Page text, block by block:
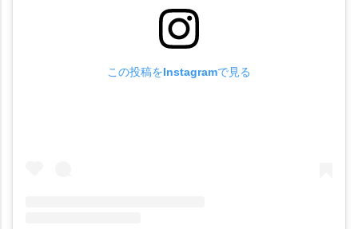
この投稿をInstagramで見る